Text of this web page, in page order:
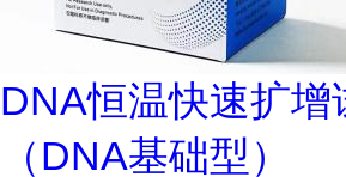
DNA恒温快速扩增
（DNA基础型）